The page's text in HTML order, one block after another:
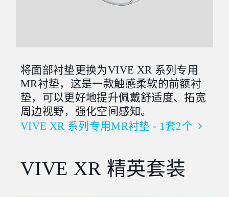
将面部衬垫更换为VIVE XR 系列专用
MR衬垫，这是一款触感柔软的前额衬
垫，可以更好地提升佩戴舒适度、拓宽
周边视野，强化空间感知。
VIVE XR 系列专用MR衬垫 - 1套2个
VIVE XR 精英套装